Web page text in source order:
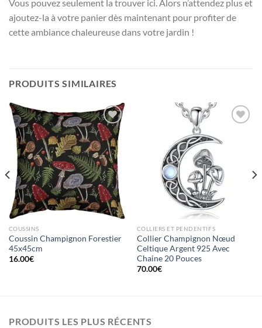
Vous pouvez seulement la trouver ici. Alors n’attendez plus et
ajoutez-la à votre panier dès maintenant pour profiter de
cette ambiance chaleureuse dans votre jardin !
PRODUITS SIMILAIRES
Ajouter
à la liste
d’envies
COUSSINS
Coussin Champignon Forestier
45x45cm
16.00€
d’envies
COLLIERS ET PENDENTIFS
Collier Champignon Nœud
Celtique Argent 925 Avec
Chaine 20 Pouces
70.00€
PRODUITS LES PLUS RÉCENTS